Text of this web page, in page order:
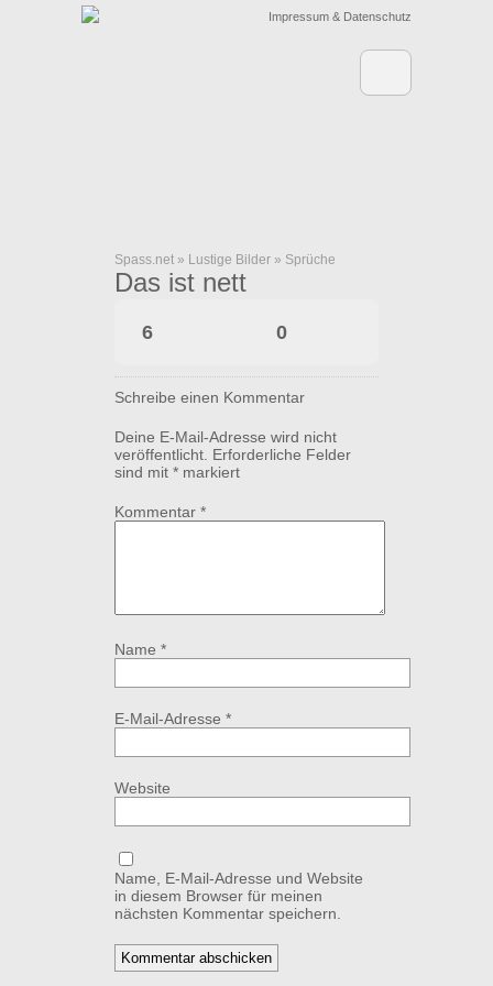
Impressum & Datenschutz
Spass.net » Lustige Bilder » Sprüche
Das ist nett
6 0
Schreibe einen Kommentar
Deine E-Mail-Adresse wird nicht
veröffentlicht. Erforderliche Felder
sind mit * markiert
Kommentar *
Name *
E-Mail-Adresse *
Website
Name, E-Mail-Adresse und Website
in diesem Browser für meinen
nächsten Kommentar speichern.